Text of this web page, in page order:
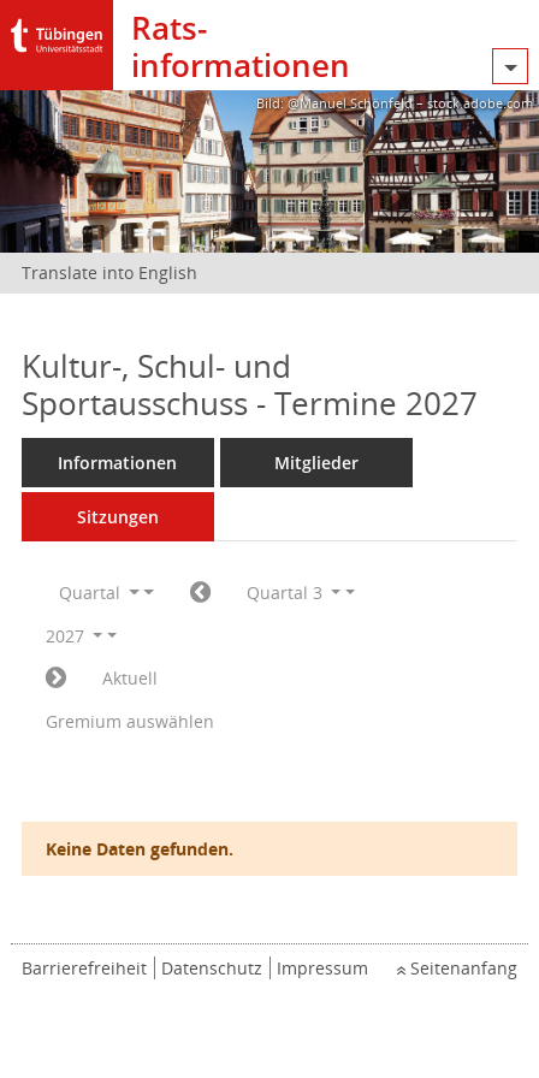
Rats­
informationen
Bild: @Manuel Schönfeld – stock.adobe.com
Translate into English
Kultur-, Schul- und
Sportausschuss - Termine 2027
Informationen Mitglieder
Sitzungen
Quartal
Quartal 3
2027
Aktuell
Gremium auswählen
Keine Daten gefunden.
Barrierefreiheit Datenschutz Impressum Seitenanfang